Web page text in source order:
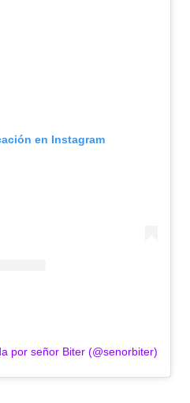
en Instagram
por señor Biter (@senorbiter)